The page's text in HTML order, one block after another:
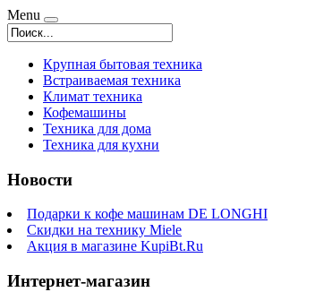
Menu
Крупная бытовая техника
Встраиваемая техника
Климат техника
Кофемашины
Техника для дома
Техника для кухни
Новости
Подарки к кофе машинам DE LONGHI
Скидки на технику Miele
Акция в магазине KupiBt.Ru
Интернет-магазин